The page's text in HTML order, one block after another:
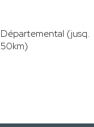
Départemental (jusq.
50km)